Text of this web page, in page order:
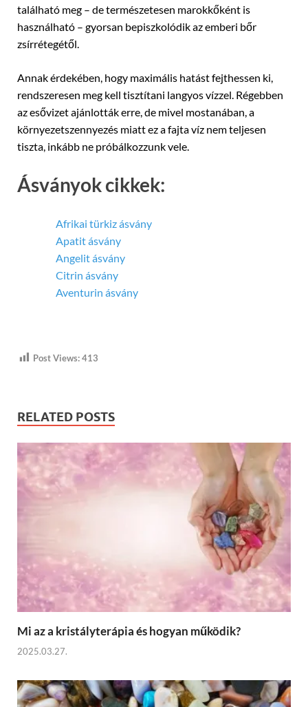
található meg – de természetesen marokkőként is
használható – gyorsan bepiszkolódik az emberi bőr
zsírrétegétől.
Annak érdekében, hogy maximális hatást fejthessen ki,
rendszeresen meg kell tisztítani langyos vízzel. Régebben
az esővizet ajánlották erre, de mivel mostanában, a
környezetszennyezés miatt ez a fajta víz nem teljesen
tiszta, inkább ne próbálkozzunk vele.
Ásványok cikkek:
Afrikai türkiz ásvány
Apatit ásvány
Angelit ásvány
Citrin ásvány
Aventurin ásvány
Post Views:413
RELATED POSTS
Mi az a kristályterápia és hogyan működik?
2025.03.27.